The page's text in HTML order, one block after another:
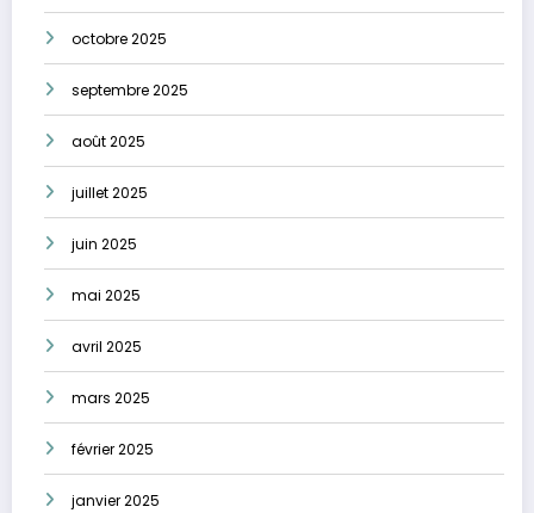
octobre 2025
septembre 2025
août 2025
juillet 2025
juin 2025
mai 2025
avril 2025
mars 2025
février 2025
janvier 2025